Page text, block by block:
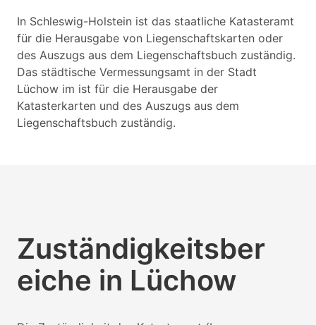
In Schleswig-Holstein ist das staatliche Katasteramt
für die Herausgabe von Liegenschaftskarten oder
des Auszugs aus dem Liegenschaftsbuch zuständig.
Das städtische Vermessungsamt in der Stadt
Lüchow im ist für die Herausgabe der
Katasterkarten und des Auszugs aus dem
Liegenschaftsbuch zuständig.
Zuständigkeitsber
eiche in Lüchow